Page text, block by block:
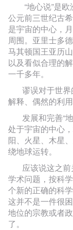
“地心说”是
公元前三世纪古
是宇宙的中心，
周围。亚里士多
马其顿国王亚历
以及看似合理的
一千多年。
谬误对于世界
解释、偶然的利
发展和完善“
处于宇宙的中心
阳、火星、木星
绕地球运转。
应该说这之
学术问题，按科
个新的正确的科
这并不是一件很
地位的宗教或者
了。